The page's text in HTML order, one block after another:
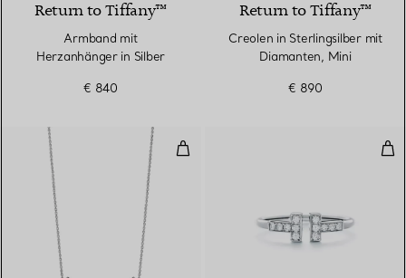
Return to Tiffany™
Armband mit
Herzanhänger in Silber
€ 840
Return to Tiffany™
Creolen in Sterlingsilber mit
Diamanten, Mini
€ 890
Smile mittelgroßer Anhänger in